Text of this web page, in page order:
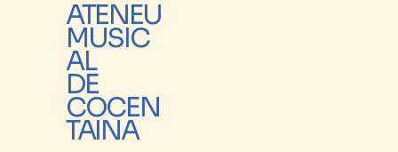
ATENEU
MUSIC
AL
DE
COCEN
TAINA